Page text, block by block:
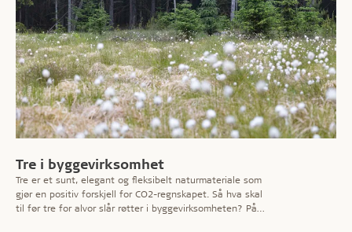
Tre i byggevirksomhet
Tre er et sunt, elegant og fleksibelt naturmateriale som
gjør en positiv forskjell for CO2-regnskapet. Så hva skal
til før tre for alvor slår røtter i byggevirksomheten? På